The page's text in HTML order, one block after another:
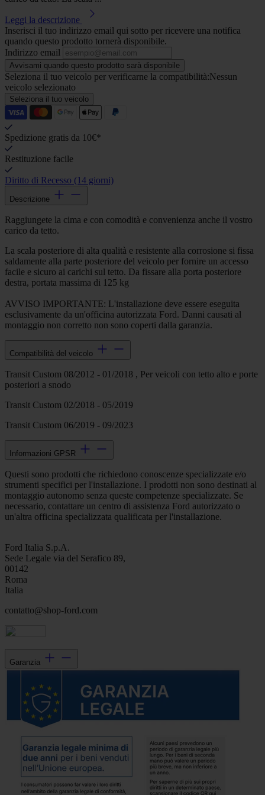
Leggi la descrizione
Inserisci il tuo indirizzo email qui sotto per ricevere una notifica
quando questo prodotto tornerà disponibile.
Indirizzo email
Avvisami quando questo prodotto sarà disponibile
Seleziona il tuo veicolo per verificarne la compatibilità:Nessun
veicolo selezionato
Seleziona il tuo veicolo
Spedizione gratis da 10€*
Restituzione facile
Diritto di Recesso (14 giorni)
Descrizione
Raggiungete la cima e con comodità e convenienza anche il vostro
carico da tetto.
La scala posteriore di alta qualità e resistente alla corrosione si fissa
saldamente alla parte posteriore del veicolo per fornire un accesso
facile e sicuro ai carichi sul tetto. Da fissare alla porta posteriore
destra, portata massima di 125 kg
AVVISO IMPORTANTE: L'installazione deve essere eseguita
esclusivamente da un'officina autorizzata Ford. Danni causati al
montaggio non corretto non sono coperti dalla garanzia.
Compatibilità del veicolo
Transit Custom 08/2012 - 01/2018 , Per veicoli con tetto alto e porte
posteriori a snodo
Transit Custom 02/2018 - 05/2019
Transit Custom 06/2019 - 09/2023
Informazioni GPSR
Questi sono prodotti che richiedono conoscenze specializzate e/o
strumenti specifici per l'installazione. I prodotti non sono destinati al
montaggio autonomo senza queste competenze specializzate. Se
necessario, contattare un centro di assistenza Ford autorizzato o
un'altra officina specializzata qualificata per l'installazione.
Ford Italia S.p.A.
Sede Legale via del Serafico 89,
00142
Roma
Italia
contatto@shop-ford.com
Garanzia